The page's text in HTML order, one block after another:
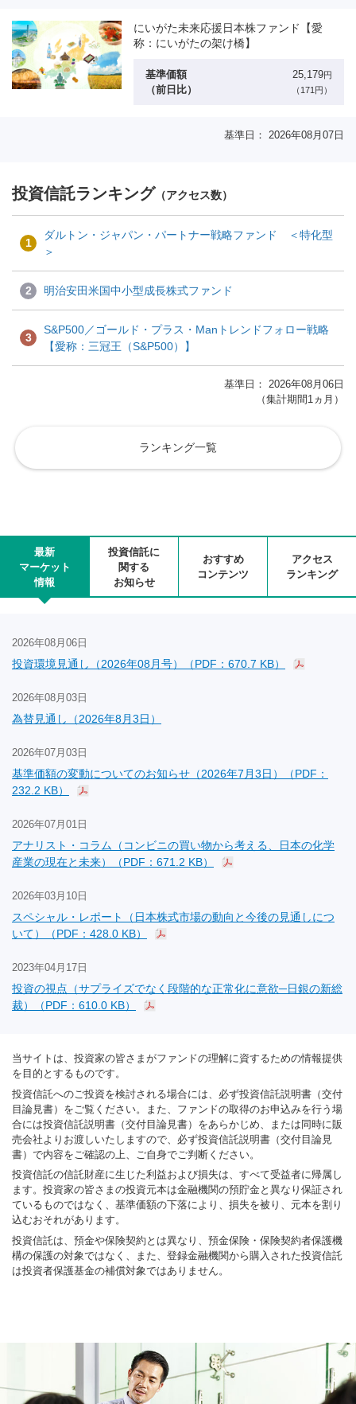
にいがた未来応援日本株ファンド【愛
称：にいがたの架け橋】
基準価額
（前日比）
25,179円
（171円）
基準日： 2026年08月07日
投資信託ランキング （アクセス数）
1
ダルトン・ジャパン・パートナー戦略ファンド ＜特化型
＞
2 明治安田米国中小型成長株式ファンド
3
S&P500／ゴールド・プラス・Manトレンドフォロー戦略
【愛称：三冠王（S&P500）】
基準日： 2026年08月06日
（集計期間1ヵ月）
ランキング一覧
最新
マーケット
情報
投資信託に
関する
お知らせ
おすすめ
コンテンツ
アクセス
ランキング
2026年08月06日
投資環境見通し（2026年08月号）（PDF：670.7 KB）
2026年08月03日
為替見通し（2026年8月3日）
2026年07月03日
基準価額の変動についてのお知らせ（2026年7月3日）（PDF：
232.2 KB）
2026年07月01日
アナリスト・コラム（コンビニの買い物から考える、日本の化学
産業の現在と未来）（PDF：671.2 KB）
2026年03月10日
スペシャル・レポート（日本株式市場の動向と今後の見通しにつ
いて）（PDF：428.0 KB）
2023年04月17日
投資の視点（サプライズでなく段階的な正常化に意欲─日銀の新総
裁）（PDF：610.0 KB）
当サイトは、投資家の皆さまがファンドの理解に資するための情報提供
を目的とするものです。
投資信託へのご投資を検討される場合には、必ず投資信託説明書（交付
目論見書）をご覧ください。また、ファンドの取得のお申込みを行う場
合には投資信託説明書（交付目論見書）をあらかじめ、または同時に販
売会社よりお渡しいたしますので、必ず投資信託説明書（交付目論見
書）で内容をご確認の上、ご自身でご判断ください。
投資信託の信託財産に生じた利益および損失は、すべて受益者に帰属し
ます。投資家の皆さまの投資元本は金融機関の預貯金と異なり保証され
ているものではなく、基準価額の下落により、損失を被り、元本を割り
込むおそれがあります。
投資信託は、預金や保険契約とは異なり、預金保険・保険契約者保護機
構の保護の対象ではなく、また、登録金融機関から購入された投資信託
は投資者保護基金の補償対象ではありません。